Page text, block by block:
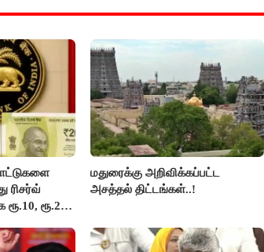
ரிசர்வ்
ரூ.20
மதுரைக்கு அறிவிக்கப்பட்ட
அசத்தல் திட்டங்கள்..!